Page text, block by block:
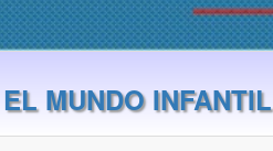
EL MUNDO INFANTIL